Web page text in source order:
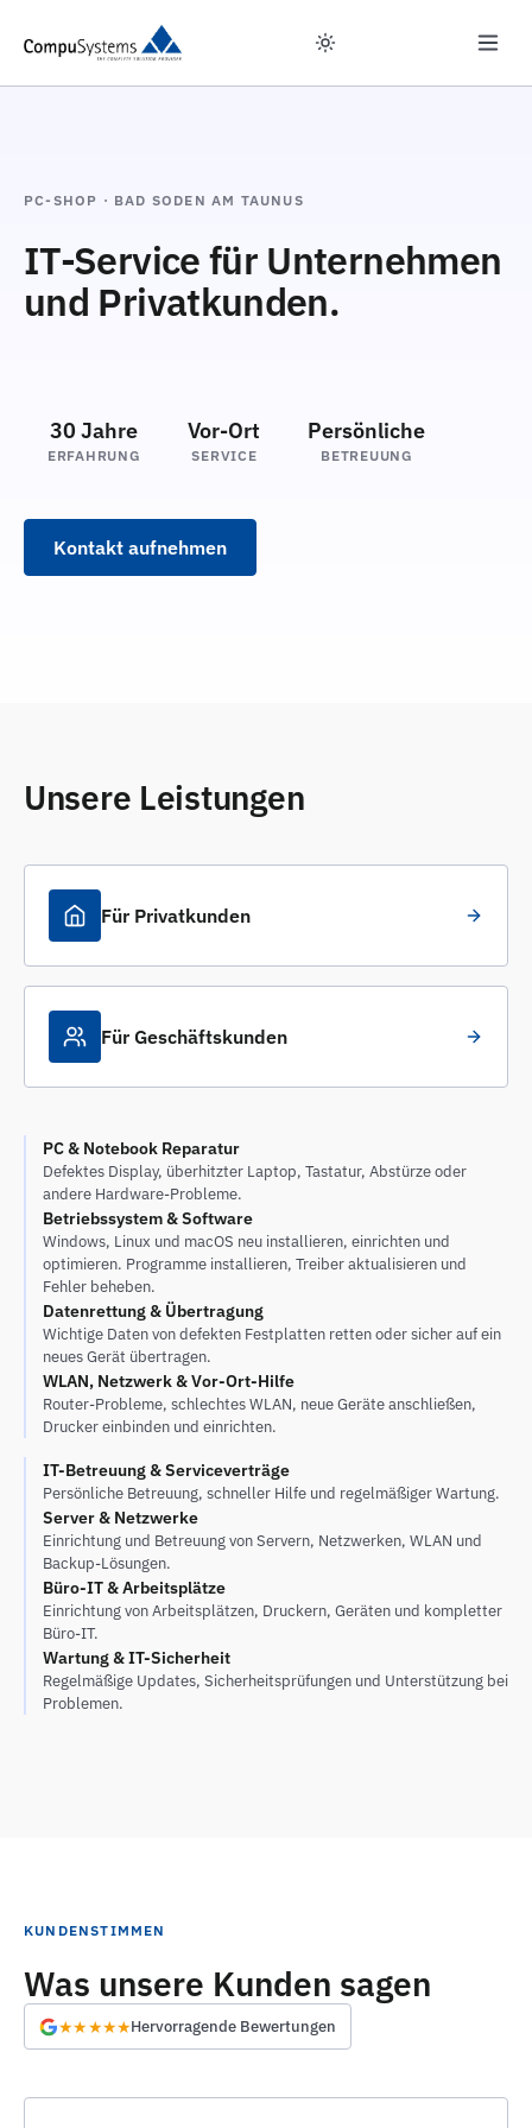
PC-SHOP · BAD SODEN AM TAUNUS
IT-Service für Unternehmen
und Privatkunden.
30 Jahre
ERFAHRUNG
Vor-Ort
SERVICE
Persönliche
BETREUUNG
Kontakt aufnehmen
Unsere Leistungen
Für Privatkunden
Für Geschäftskunden
PC & Notebook Reparatur
Defektes Display, überhitzter Laptop, Tastatur, Abstürze oder
andere Hardware-Probleme.
Betriebssystem & Software
Windows, Linux und macOS neu installieren, einrichten und
optimieren. Programme installieren, Treiber aktualisieren und
Fehler beheben.
Datenrettung & Übertragung
Wichtige Daten von defekten Festplatten retten oder sicher auf ein
neues Gerät übertragen.
WLAN, Netzwerk & Vor-Ort-Hilfe
Router-Probleme, schlechtes WLAN, neue Geräte anschließen,
Drucker einbinden und einrichten.
IT-Betreuung & Serviceverträge
Persönliche Betreuung, schneller Hilfe und regelmäßiger Wartung.
Server & Netzwerke
Einrichtung und Betreuung von Servern, Netzwerken, WLAN und
Backup-Lösungen.
Büro-IT & Arbeitsplätze
Einrichtung von Arbeitsplätzen, Druckern, Geräten und kompletter
Büro-IT.
Wartung & IT-Sicherheit
Regelmäßige Updates, Sicherheitsprüfungen und Unterstützung bei
Problemen.
KUNDENSTIMMEN
Was unsere Kunden sagen
★★★★★Hervorragende Bewertungen